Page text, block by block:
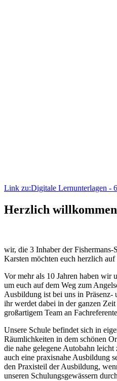
Link zu:Digitale Lernunterlagen -
Herzlich
wir, die 3 Inhaber der
Karsten möchten euch herzlich
Vor mehr als 10 Jahren haben wir
um euch auf dem Weg zum
Ausbildung ist bei uns in
ihr werdet dabei in der ganzen
großartigem Team an
Unsere Schule befindet sich in
Räumlichkeiten in dem schönen
die nahe gelegene Autobahn
auch eine praxisnahe Ausbildung
den Praxisteil der Ausbildung,
unseren Schulungsgewässern